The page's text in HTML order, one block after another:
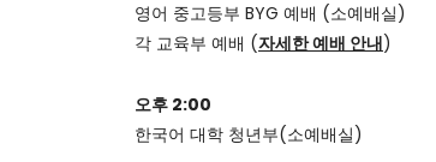
영어 중고등부 BYG 예배 (소예배실)
각 교육부 예배 (자세한 예배 안내)
오후 2:00
한국어 대학 청년부(소예배실)